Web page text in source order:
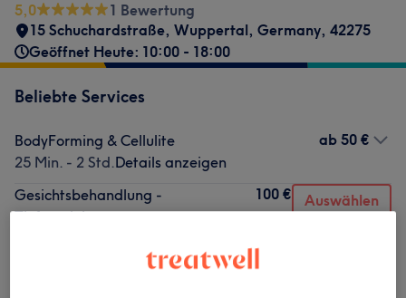
5,0
1 Bewertung
15 Schuchardstraße, Wuppertal, Germany, 42275
Geöffnet Heute: 10:00 - 18:00
Beliebte Services
BodyForming & Cellulite
25 Min. - 2 Std.Details anzeigen
ab 50 €
Gesichtsbehandlung -
Tiefenreinigung
100 €
Auswählen
Glow & Refresh paket -
120 €